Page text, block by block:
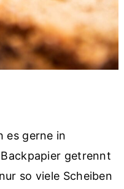
es gerne in
getrennt
so viele Scheiben